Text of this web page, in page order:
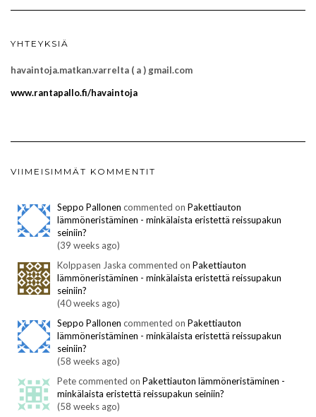
YHTEYKSIÄ
havaintoja.matkan.varrelta ( a ) gmail.com
www.rantapallo.fi/havaintoja
VIIMEISIMMÄT KOMMENTIT
Seppo Pallonen commented on Pakettiauton
lämmöneristäminen - minkälaista eristettä reissupakun
seiniin?
(39 weeks ago)
Kolppasen Jaska commented on Pakettiauton
lämmöneristäminen - minkälaista eristettä reissupakun
seiniin?
(40 weeks ago)
Seppo Pallonen commented on Pakettiauton
lämmöneristäminen - minkälaista eristettä reissupakun
seiniin?
(58 weeks ago)
Pete commented on Pakettiauton lämmöneristäminen -
minkälaista eristettä reissupakun seiniin?
(58 weeks ago)